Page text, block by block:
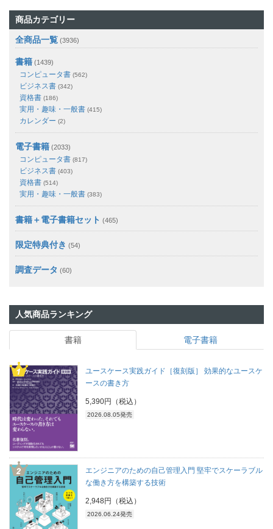
商品カテゴリー
全商品一覧 (3936)
書籍 (1439)
コンピュータ書 (562)
ビジネス書 (342)
資格書 (186)
実用・趣味・一般書 (415)
カレンダー (2)
電子書籍 (2033)
コンピュータ書 (817)
ビジネス書 (403)
資格書 (514)
実用・趣味・一般書 (383)
書籍＋電子書籍セット (465)
限定特典付き (54)
調査データ (60)
人気商品ランキング
書籍 電子書籍
ユースケース実践ガイド［復刻版］ 効果的なユースケ
ースの書き方
5,390円（税込）
2026.08.05発売
エンジニアのための自己管理入門 堅牢でスケーラブル
な働き方を構築する技術
2,948円（税込）
2026.06.24発売